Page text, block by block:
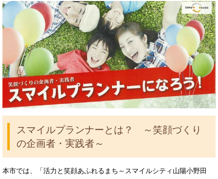
スマイルプランナーとは？ ～笑顔づくり
の企画者・実践者～
本市では、「活力と笑顔あふれるまち～スマイルシティ山陽小野田